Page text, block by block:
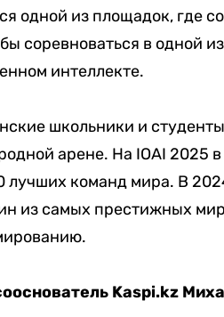
одной из площадок, где
соревноваться в одной
интеллекте.
школьники и
арене. На IOAI 2025
лучших команд мира. В
из самых престижных
Kaspi.kz